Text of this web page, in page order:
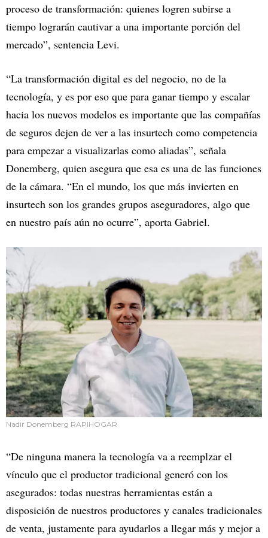
proceso de transformación: quienes logren subirse a
tiempo lograrán cautivar a una importante porción del
mercado”, sentencia Levi.
“La transformación digital es del negocio, no de la
tecnología, y es por eso que para ganar tiempo y escalar
hacia los nuevos modelos es importante que las compañías
de seguros dejen de ver a las insurtech como competencia
para empezar a visualizarlas como aliadas”, señala
Donemberg, quien asegura que esa es una de las funciones
de la cámara. “En el mundo, los que más invierten en
insurtech son los grandes grupos aseguradores, algo que
en nuestro país aún no ocurre”, aporta Gabriel.
Nadir Donemberg RAPIHOGAR
“De ninguna manera la tecnología va a reemplzar el
vínculo que el productor tradicional generó con los
asegurados: todas nuestras herramientas están a
disposición de nuestros productores y canales tradicionales
de venta, justamente para ayudarlos a llegar más y mejor a